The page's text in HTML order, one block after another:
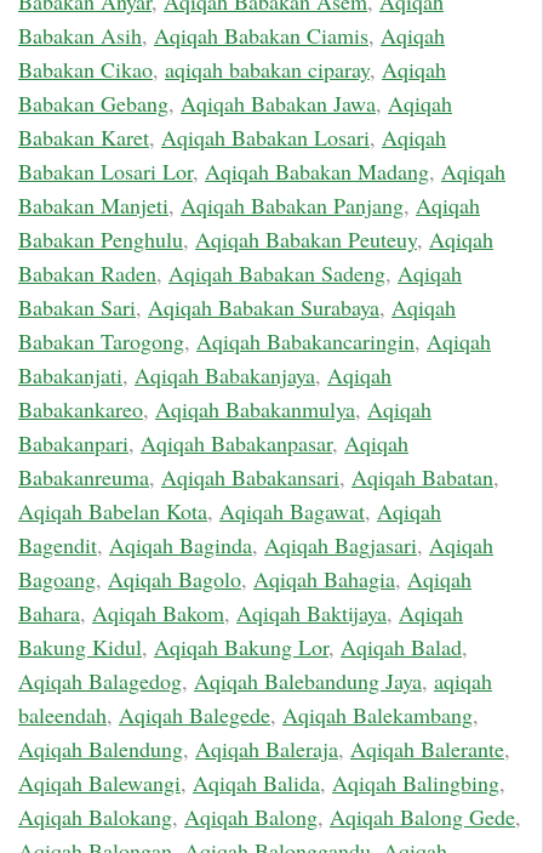
Babakan Asih, Aqiqah Babakan Ciamis, Aqiqah
Babakan Cikao, aqiqah babakan ciparay, Aqiqah
Babakan Gebang, Aqiqah Babakan Jawa, Aqiqah
Babakan Karet, Aqiqah Babakan Losari, Aqiqah
Babakan Losari Lor, Aqiqah Babakan Madang, Aqiqah
Babakan Manjeti, Aqiqah Babakan Panjang, Aqiqah
Babakan Penghulu, Aqiqah Babakan Peuteuy, Aqiqah
Babakan Raden, Aqiqah Babakan Sadeng, Aqiqah
Babakan Sari, Aqiqah Babakan Surabaya, Aqiqah
Babakan Tarogong, Aqiqah Babakancaringin, Aqiqah
Babakanjati, Aqiqah Babakanjaya, Aqiqah
Babakankareo, Aqiqah Babakanmulya, Aqiqah
Babakanpari, Aqiqah Babakanpasar, Aqiqah
Babakanreuma, Aqiqah Babakansari, Aqiqah Babatan,
Aqiqah Babelan Kota, Aqiqah Bagawat, Aqiqah
Bagendit, Aqiqah Baginda, Aqiqah Bagjasari, Aqiqah
Bagoang, Aqiqah Bagolo, Aqiqah Bahagia, Aqiqah
Bahara, Aqiqah Bakom, Aqiqah Baktijaya, Aqiqah
Bakung Kidul, Aqiqah Bakung Lor, Aqiqah Balad,
Aqiqah Balagedog, Aqiqah Balebandung Jaya, aqiqah
baleendah, Aqiqah Balegede, Aqiqah Balekambang,
Aqiqah Balendung, Aqiqah Baleraja, Aqiqah Balerante,
Aqiqah Balewangi, Aqiqah Balida, Aqiqah Balingbing,
Aqiqah Balokang, Aqiqah Balong, Aqiqah Balong Gede,